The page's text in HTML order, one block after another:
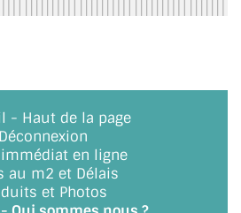
- Haut de la page
Déconnexion
en ligne
au m2 et Délais
et Photos